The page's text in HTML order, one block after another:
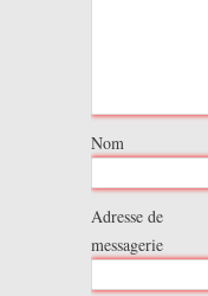
Nom
Adresse de
messagerie